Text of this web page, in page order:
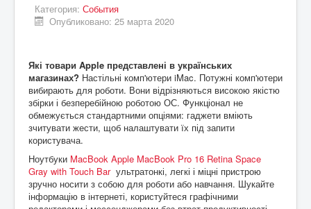
ENG
PL
Категория: События
Опубликовано: 25 марта 2020
Які товари Apple представлені в українських
магазинах? Настільні комп'ютери iMac. Потужні комп'ютери
вибирають для роботи. Вони відрізняються високою якістю
збірки і безперебійною роботою ОС. Функціонал не
обмежується стандартними опціями: гаджети вміють
зчитувати жести, щоб налаштувати їх під запити
користувача.
Ноутбуки MacBook Apple MacBook Pro 16 Retina Space
Gray with Touch Barультратонкі, легкі і міцні пристрою
зручно носити з собою для роботи або навчання. Шукайте
інформацію в інтернеті, користуйтеся графічними